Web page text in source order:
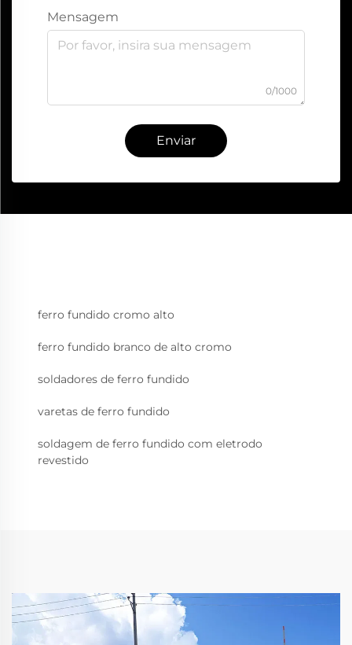
Mensagem
0/1000
Enviar
ferro fundido cromo alto
ferro fundido branco de alto cromo
soldadores de ferro fundido
varetas de ferro fundido
soldagem de ferro fundido com eletrodo
revestido